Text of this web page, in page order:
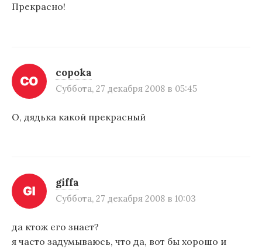
Прекрасно!
copoka
Суббота, 27 декабря 2008 в 05:45
О, дядька какой прекрасный
giffa
Суббота, 27 декабря 2008 в 10:03
да ктож его знает?
я часто задумываюсь, что да, вот бы хорошо и